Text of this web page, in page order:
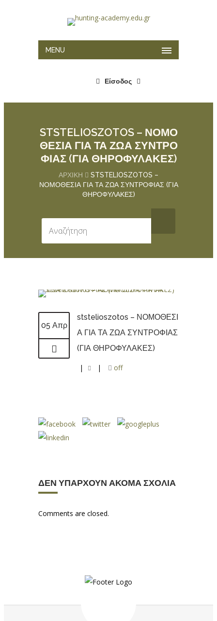
MENU
Είσοδος
STSTELIOSZOTOS – ΝΟΜΟ
ΘΕΣΙΑ ΓΙΑ ΤΑ ΖΩΑ ΣΥΝΤΡΟ
ΦΙΑΣ (ΓΙΑ ΘΗΡΟΦΥΛΑΚΕΣ)
ΑΡΧΙΚΉ
STSTELIOSZOTOS –
ΝΟΜΟΘΕΣΙΑ ΓΙΑ ΤΑ ΖΩΑ ΣΥΝΤΡΟΦΙΑΣ (ΓΙΑ
ΘΗΡΟΦΥΛΑΚΕΣ)
05 Απρ
ststelioszotos – ΝΟΜΟΘΕΣΙ
Α ΓΙΑ ΤΑ ΖΩΑ ΣΥΝΤΡΟΦΙΑΣ
(ΓΙΑ ΘΗΡΟΦΥΛΑΚΕΣ)
| | off
ΔΕΝ ΥΠΆΡΧΟΥΝ ΑΚΌΜΑ ΣΧΌΛΙΑ
Comments are closed.